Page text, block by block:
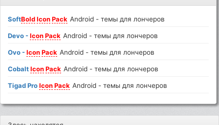
SoftBold Icon Pack Android - темы для лончеров
Devo -Icon Pack Android - темы для лончеров
Ovo -Icon Pack Android - темы для лончеров
CobaltIcon Pack Android - темы для лончеров
Tigad ProIcon Pack Android - темы для лончеров